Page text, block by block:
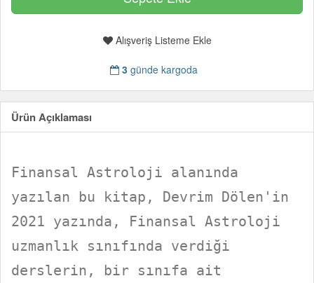
Alışveriş Listeme Ekle
3günde kargoda
Ürün Açıklaması
Finansal Astroloji alanında
yazılan bu kitap, Devrim Dölen'in
2021 yazında, Finansal Astroloji
uzmanlık sınıfında verdiği
derslerin, bir sınıfa ait